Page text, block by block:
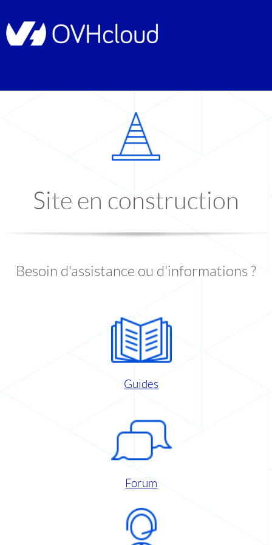
Site en construction
Besoin d'assistance ou d'informations ?
Guides
Forum